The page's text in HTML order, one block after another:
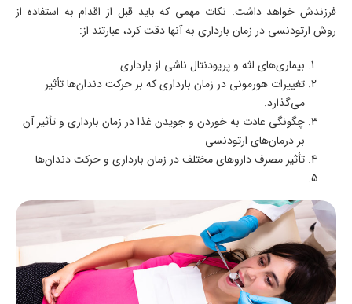
فرزندش خواهد داشت. نکات مهمی که باید قبل از اقدام به استفاده از
روش ارتودنسی در زمان بارداری به آنها دقت کرد، عبارتند از:
بیماری‌های لثه و پریودنتال ناشی از بارداری
تغییرات هورمونی در زمان بارداری که بر حرکت دندان‌ها تأثیر
می‌گذارد.
چگونگی عادت به خوردن و جویدن غذا در زمان بارداری و تأثیر آن
بر درمان‌های ارتودنسی
تأثیر مصرف داروهای مختلف در زمان بارداری و حرکت دندان‌ها